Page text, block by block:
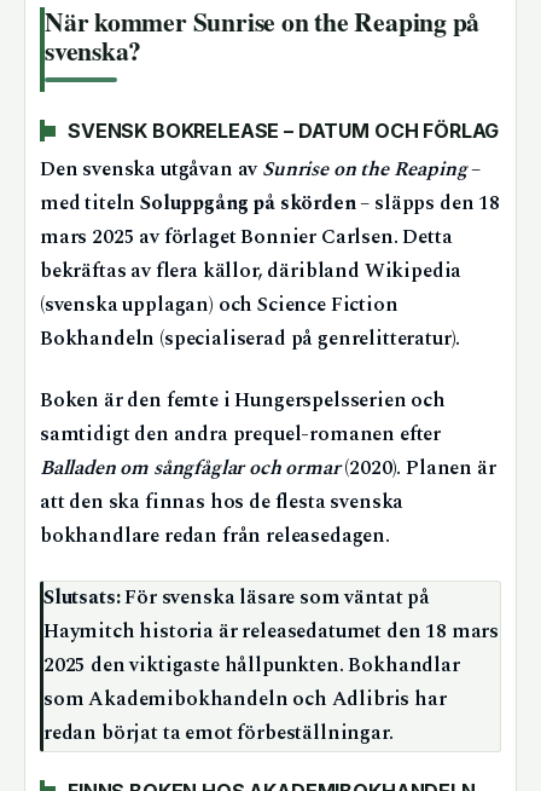
När kommer Sunrise on the Reaping på
svenska?
SVENSK BOKRELEASE – DATUM OCH FÖRLAG
Den svenska utgåvan avSunrise on the Reaping–
med titelnSoluppgång på skörden– släpps den 18
mars 2025 av förlaget Bonnier Carlsen. Detta
bekräftas av flera källor, däribland Wikipedia
(svenska upplagan) och Science Fiction
Bokhandeln (specialiserad på genrelitteratur).
Boken är den femte i Hungerspelsserien och
samtidigt den andra prequel-romanen efter
Balladen om sångfåglar och ormar(2020). Planen är
att den ska finnas hos de flesta svenska
bokhandlare redan från releasedagen.
Slutsats:För svenska läsare som väntat på
Haymitch historia är releasedatumet den 18 mars
2025 den viktigaste hållpunkten. Bokhandlar
som Akademibokhandeln och Adlibris har
redan börjat ta emot förbeställningar.